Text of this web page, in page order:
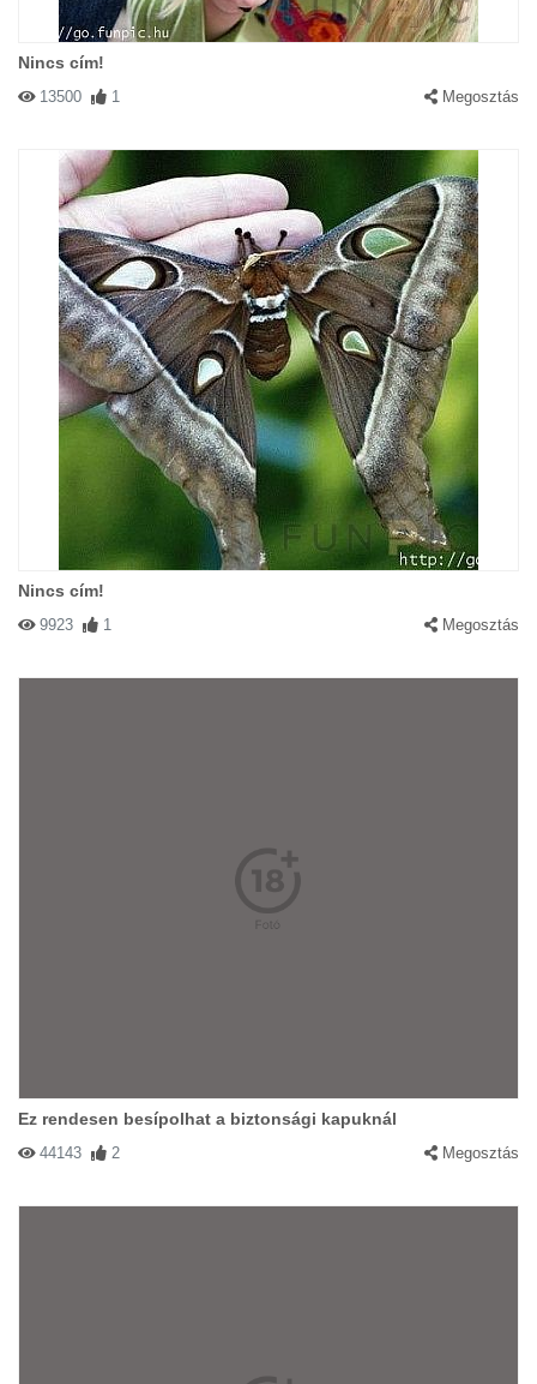
Nincs cím!
13500 1 Megosztás
Nincs cím!
9923 1 Megosztás
Ez rendesen besípolhat a biztonsági kapuknál
44143 2 Megosztás